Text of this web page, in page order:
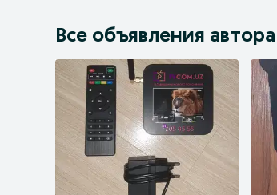
Все объявления автора